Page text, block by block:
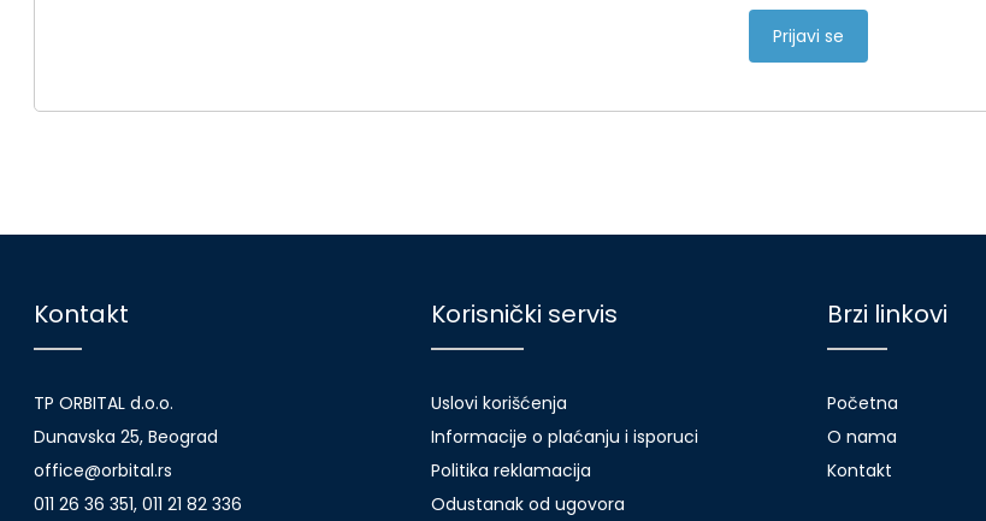
Prijavi se
Kontakt
TP ORBITAL d.o.o.
Dunavska 25, Beograd
office@orbital.rs
011 26 36 351, 011 21 82 336
Korisnički servis
Uslovi korišćenja
Informacije o plaćanju i isporuci
Politika reklamacija
Odustanak od ugovora
Brzi linkovi
Početna
O nama
Kontakt